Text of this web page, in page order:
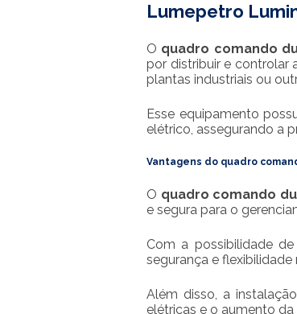
Lumepetro
O quadro comando
por distribuir e controlar
plantas industriais ou
Esse equipamento
elétrico, assegurando a
Vantagens do quadro
O quadro comando
e segura para o
Com a possibilidade
segurança e flexibilidade
Além disso, a
elétricas e o aumento